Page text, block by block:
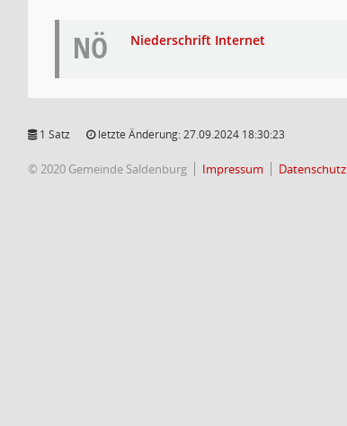
NÖ Niederschrift Internet
1 Satz letzte Änderung: 27.09.2024 18:30:23
© 2020 Gemeinde Saldenburg Impressum Datenschutz